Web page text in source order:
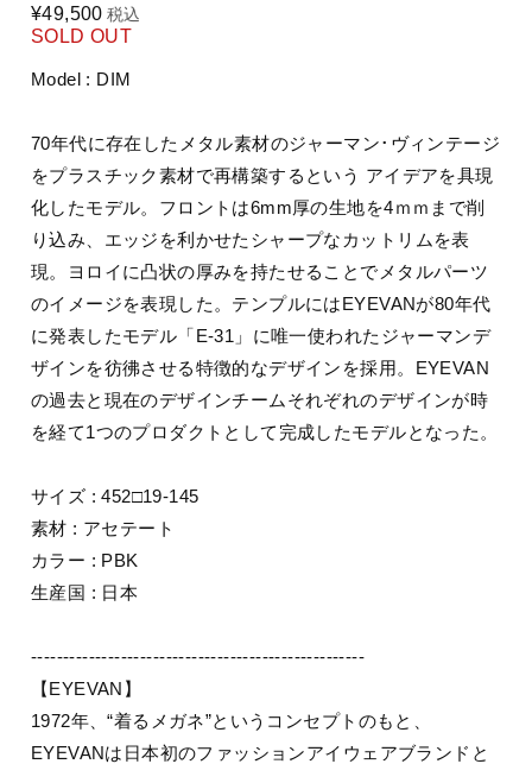
¥49,500 税込
SOLD OUT
Model : DIM
70年代に存在したメタル素材のジャーマン･ヴィンテージ
をプラスチック素材で再構築するという アイデアを具現
化したモデル。フロントは6mm厚の生地を4ｍｍまで削
り込み、エッジを利かせたシャープなカットリムを表
現。ヨロイに凸状の厚みを持たせることでメタルパーツ
のイメージを表現した。テンプルにはEYEVANが80年代
に発表したモデル「E-31」に唯一使われたジャーマンデ
ザインを彷彿させる特徴的なデザインを採用。EYEVAN
の過去と現在のデザインチームそれぞれのデザインが時
を経て1つのプロダクトとして完成したモデルとなった。
サイズ : 452□19-145
素材 : アセテート
カラー : PBK
生産国 : 日本
----------------------------------------------------
【EYEVAN】
1972年、“着るメガネ”というコンセプトのもと、
EYEVANは日本初のファッションアイウェアブランドと